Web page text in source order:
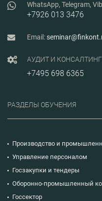
WhatsApp, Telegram,
+7926 013 3476
Email:
АУДИТ И
+7495 698 6365
РАЗДЕЛЫ ОБУЧЕНИЯ
Производство и
Управление персоналом
Госзакупки и тендеры
Оборонно-промышленный
Госсектор